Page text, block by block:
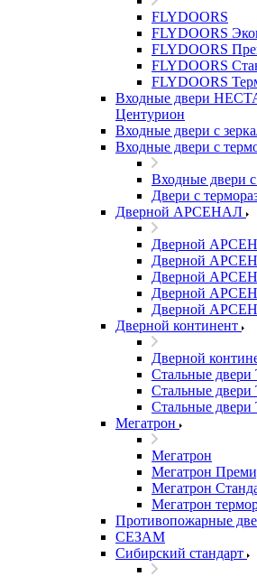
FLYDOORS
FLYDOORS
FLYDOORS
FLYDOORS
FLYDOORS
Входные двери
Центурион
Входные двери с
Входные двери с
Входные двери
Двери с
Дверной АРСЕНАЛ
Дверной
Дверной
Дверной
Дверной
Дверной
Дверной континент
Дверной
Стальные двери
Стальные
Стальные
Мегатрон
Мегатрон
Мегатрон
Мегатрон
Мегатрон
Противопожарные
СЕЗАМ
Сибирский стандарт